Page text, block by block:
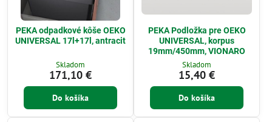
PEKA odpadkové kôše OEKO
UNIVERSAL 17l+17l, antracit
Skladom
171,10 €
Do košíka
PEKA Podložka pre OEKO
UNIVERSAL, korpus
19mm/450mm, VIONARO
Skladom
15,40 €
Do košíka